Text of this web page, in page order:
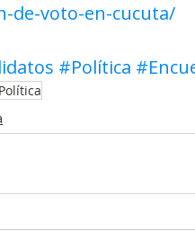
de-voto-en-cucuta/
#Política
Política